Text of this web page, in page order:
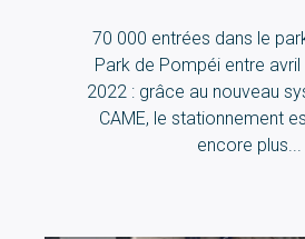
70 000 entrées dans le
Park de Pompéi entre
2022 : grâce au nouveau
CAME, le stationnement
encore plus...